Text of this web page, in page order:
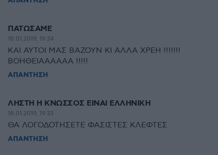
ΠΑΤΩΣΑΜΕ
18.01.2019, 19:34
ΚΑΙ ΑΥΤΟΙ ΜΑΣ ΒΑΖΟΥΝ ΚΙ ΑΛΛΑ ΧΡΕΗ !!!!!!!
ΒΟΗΘΕΙΑΑΑΑΑΑ !!!!!
ΑΠΑΝΤΗΣΗ
ΛΗΣΤΗ Η ΚΝΩΣΣΟΣ ΕΙΝΑΙ ΕΛΛΗΝΙΚΗ
18.01.2019, 19:33
ΘΑ ΛΟΓΟΔΟΤΗΣΕΤΕ ΦΑΣΙΣΤΕΣ ΚΛΕΦΤΕΣ
ΑΠΑΝΤΗΣΗ